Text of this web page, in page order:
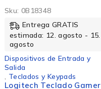
Sku: 0B18348
Entrega GRATIS
estimada: 12. agosto - 15.
agosto
Dispositivos de Entrada y
Salida
Teclados y Keypads
Logitech Teclado Gamer